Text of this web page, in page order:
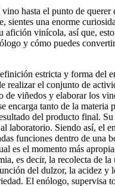
hasta el punto de querer
sientes una enorme
afición vinícola, así que,
y cómo puedes
estricta y forma del
realizar el conjunto de
de viñedos y elaborar los
encarga tanto de la materia
del producto final. Su
laboratorio. Siendo así, el
funciones dentro de una
es el momento más
es decir, la recolecta de la
del dulzor, la acidez y
El enólogo, supervisa